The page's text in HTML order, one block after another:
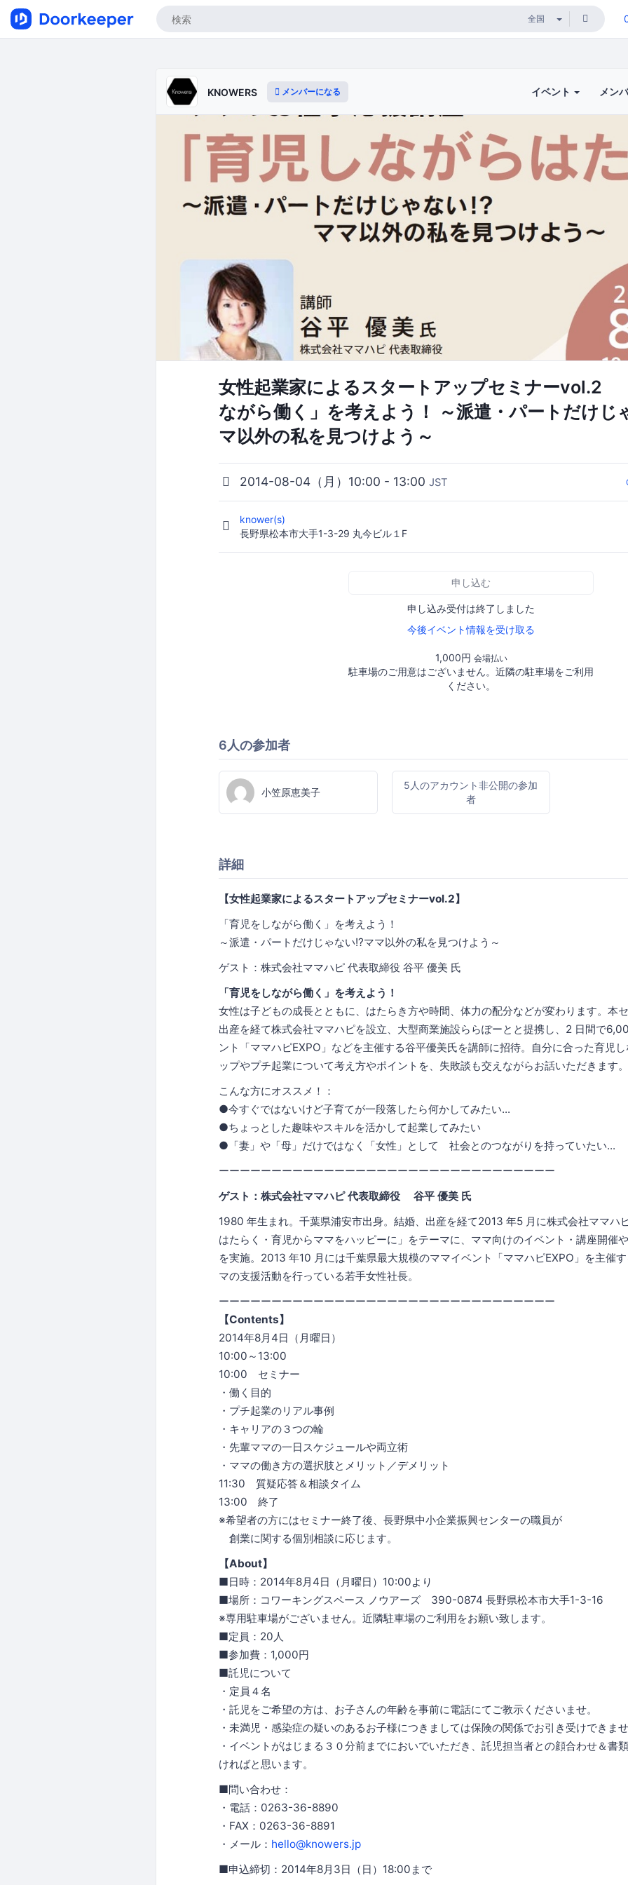
KNOWERS メンバーになる イベント メン
女性起業家によるスタートアップセミナーvol.2
ながら働く」を考えよう！ ～派遣・パートだけじ
マ以外の私を見つけよう～
2014-08-04（月）10:00 - 13:00 JST
knower(s)
長野県松本市大手1-3-29 丸今ビル１F
申し込む
申し込み受付は終了しました
今後イベント情報を受け取る
1,000円 会場払い
駐車場のご用意はございません。近隣の駐車場をご利用
ください。
6人の参加者
小笠原恵美子
5人のアカウント非公開の参加
者
詳細
【女性起業家によるスタートアップセミナーvol.2】
「育児をしながら働く」を考えよう！
～派遣・パートだけじゃない!?ママ以外の私を見つけよう～
ゲスト：株式会社ママハピ 代表取締役 谷平 優美 氏
「育児をしながら働く」を考えよう！
女性は子どもの成長とともに、はたらき方や時間、体力の配分などが変わります。本
出産を経て株式会社ママハピを設立、大型商業施設ららぽーとと提携し、2 日間で
ント「ママハピEXPO」などを主催する谷平優美氏を講師に招待。自分に合った育児
ップやプチ起業について考え方やポイントを、失敗談も交えながらお話いただきます。
こんな方にオススメ！：
●今すぐではないけど子育てが一段落したら何かしてみたい...
●ちょっとした趣味やスキルを活かして起業してみたい
●「妻」や「母」だけではなく「女性」として 社会とのつながりを持っていたい...
ーーーーーーーーーーーーーーーーーーーーーーーーーーーーーーーー
ゲスト：株式会社ママハピ 代表取締役 谷平 優美 氏
1980 年生まれ。千葉県浦安市出身。結婚、出産を経て2013 年5 月に株式会社ママハ
はたらく・育児からママをハッピーに」をテーマに、ママ向けのイベント・講座開催
を実施。2013 年10 月には千葉県最大規模のママイベント「ママハピEXPO」を主催
マの支援活動を行っている若手女性社長。
ーーーーーーーーーーーーーーーーーーーーーーーーーーーーーーーー
【Contents】
2014年8月4日（月曜日）
10:00～13:00
10:00 セミナー
・働く目的
・プチ起業のリアル事例
・キャリアの３つの輪
・先輩ママの一日スケジュールや両立術
・ママの働き方の選択肢とメリット／デメリット
11:30 質疑応答＆相談タイム
13:00 終了
※希望者の方にはセミナー終了後、長野県中小企業振興センターの職員が
創業に関する個別相談に応じます。
【About】
■日時：2014年8月4日（月曜日）10:00より
■場所：コワーキングスペース ノウアーズ 390-0874 長野県松本市大手1-3-16
※専用駐車場がございません。近隣駐車場のご利用をお願い致します。
■定員：20人
■参加費：1,000円
■託児について
・定員４名
・託児をご希望の方は、お子さんの年齢を事前に電話にてご教示くださいませ。
・未満児・感染症の疑いのあるお子様につきましては保険の関係でお引き受けできませ
・イベントがはじまる３０分前までにおいでいただき、託児担当者との顔合わせ＆書
ければと思います。
■問い合わせ：
・電話：0263-36-8890
・FAX：0263-36-8891
・メール： hello@knowers.jp
■申込締切：2014年8月3日（日）18:00まで